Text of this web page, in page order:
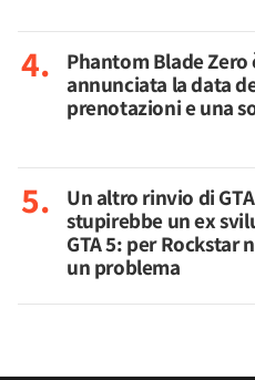
Phantom Blade
annunciata la data
prenotazioni e una
Un altro rinvio di
stupirebbe un ex
GTA 5: per Rockstar
un problema